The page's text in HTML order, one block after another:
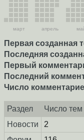
март апрель
Первая созданная
Последняя
Первый
Последний
Число
Раздел
Число тем
Новости
2